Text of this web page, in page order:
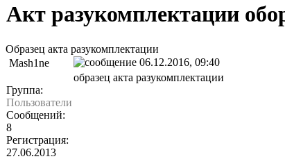
Акт разукомплектации
Образец акта разукомплектации
Mash1ne
06.12.2016, 09:40
Группа:
Пользователи
Сообщений:
8
Регистрация:
27.06.2013
образец акта разукомплектации